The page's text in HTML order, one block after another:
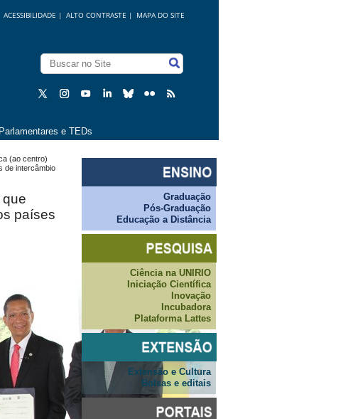
MAPA DO SITE
ALTO CONTRASTE |
ACESSIBILIDADE |
e TEDs
(ao centro)
de intercâmbio
países
Graduação
Pós-Graduação
Educação a Distância
Ciência na UNIRIO
Iniciação Científica
Inovação
Incubadora
Plataforma Lattes
Extensão e Cultura
Bolsas e editais